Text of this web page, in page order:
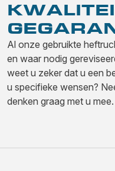
Al onze gebruikte
en waar nodig
weet u zeker dat u een
u specifieke wensen?
denken graag met u mee.